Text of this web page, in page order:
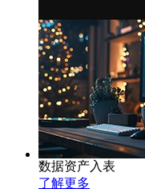
数据资产入表
了解更多